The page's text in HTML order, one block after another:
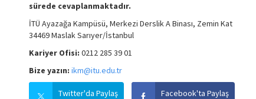
sürede cevaplanmaktadır.
İTÜ Ayazağa Kampüsü, Merkezi Derslik A Binası, Zemin Kat
34469 Maslak Sarıyer/İstanbul
Kariyer Ofisi: 0212 285 39 01
Bize yazın: ikm@itu.edu.tr
Twitter'da Paylaş Facebook'ta Paylaş